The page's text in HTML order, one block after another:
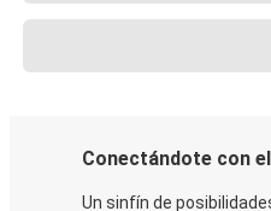
Conectándote con
Un sinfín de